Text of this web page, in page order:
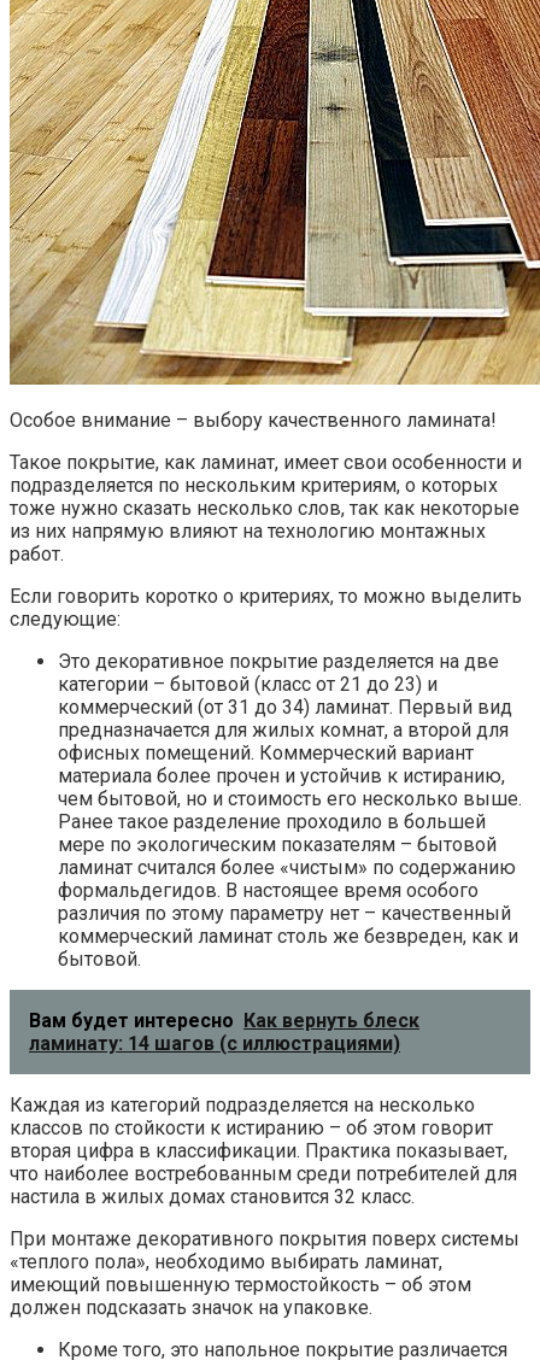
Особое внимание – выбору качественного ламината!
Такое покрытие, как ламинат, имеет свои особенности и
подразделяется по нескольким критериям, о которых
тоже нужно сказать несколько слов, так как некоторые
из них напрямую влияют на технологию монтажных
работ.
Если говорить коротко о критериях, то можно выделить
следующие:
Это декоративное покрытие разделяется на две
категории – бытовой (класс от 21 до 23) и
коммерческий (от 31 до 34) ламинат. Первый вид
предназначается для жилых комнат, а второй для
офисных помещений. Коммерческий вариант
материала более прочен и устойчив к истиранию,
чем бытовой, но и стоимость его несколько выше.
Ранее такое разделение проходило в большей
мере по экологическим показателям – бытовой
ламинат считался более «чистым» по содержанию
формальдегидов. В настоящее время особого
различия по этому параметру нет – качественный
коммерческий ламинат столь же безвреден, как и
бытовой.
Вам будет интересно
Как вернуть блеск
ламинату: 14 шагов (с иллюстрациями)
Каждая из категорий подразделяется на несколько
классов по стойкости к истиранию – об этом говорит
вторая цифра в классификации. Практика показывает,
что наиболее востребованным среди потребителей для
настила в жилых домах становится 32 класс.
При монтаже декоративного покрытия поверх системы
«теплого пола», необходимо выбирать ламинат,
имеющий повышенную термостойкость – об этом
должен подсказать значок на упаковке.
Кроме того, это напольное покрытие различается